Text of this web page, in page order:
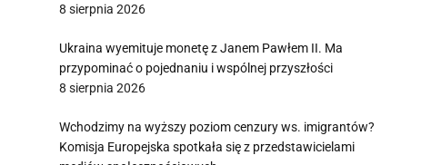
8 sierpnia 2026
Ukraina wyemituje monetę z Janem Pawłem II. Ma
przypominać o pojednaniu i wspólnej przyszłości
8 sierpnia 2026
Wchodzimy na wyższy poziom cenzury ws. imigrantów?
Komisja Europejska spotkała się z przedstawicielami